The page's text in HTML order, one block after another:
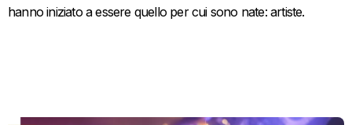
hanno iniziato a essere quello per cui sono nate: artiste.